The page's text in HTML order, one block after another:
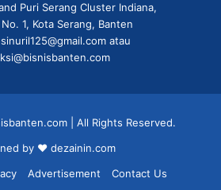
Puri Serang Cluster Indiana,
1, Kota Serang, Banten
atau
| All Rights Reserved.
by ❤ dezainin.com
Advertisement Contact Us